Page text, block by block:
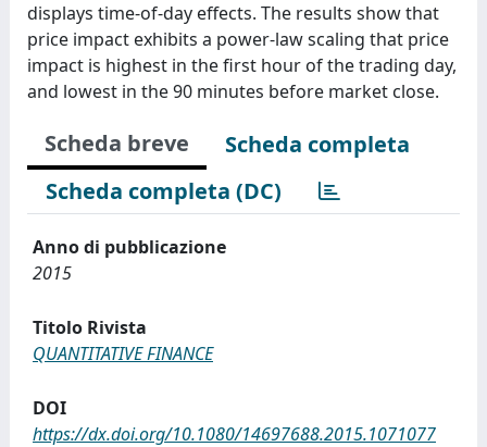
displays time-of-day effects. The results show that
price impact exhibits a power-law scaling that price
impact is highest in the first hour of the trading day,
and lowest in the 90 minutes before market close.
Scheda breve
Scheda completa
Scheda completa (DC)
Anno di pubblicazione
2015
Titolo Rivista
QUANTITATIVE FINANCE
DOI
https://dx.doi.org/10.1080/14697688.2015.1071077